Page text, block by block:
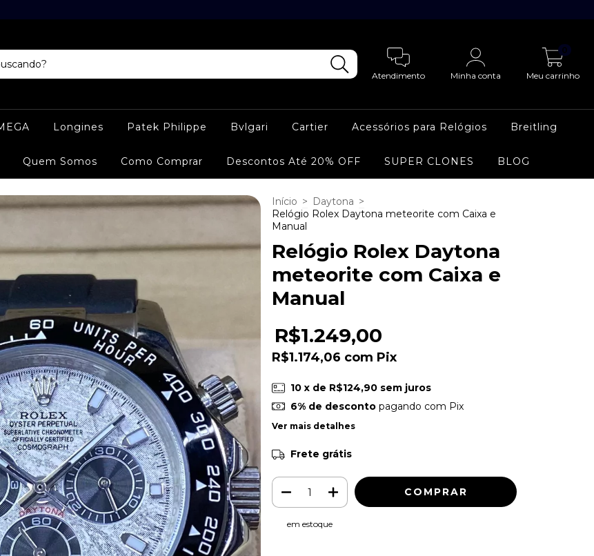
Atendimento Minha conta Meu carrinho
0
Longines Patek Philippe Bvlgari Cartier Acessórios para Relógios Breitling
Quem Somos Como Comprar Descontos Até 20% OFF SUPER CLONES BLOG
Início > Daytona >
Relógio Rolex Daytona meteorite com Caixa e
Manual
Relógio Rolex Daytona
meteorite com Caixa e
Manual
R$1.249,00
R$1.174,06 com Pix
10 x de R$124,90 sem juros
6% de descontopagando com Pix
Ver mais detalhes
Frete grátis
em estoque